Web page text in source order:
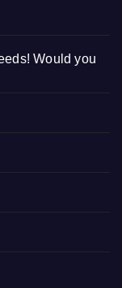
Would you